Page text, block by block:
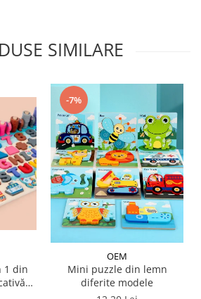
SIMILARE
1 din
-7%
OEM
Mini puzzle din lemn
diferite modele